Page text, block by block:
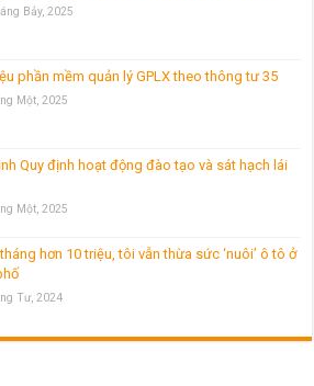
Bảy, 2025
phần mềm quản lý GPLX theo thông tư 35
Một, 2025
Quy định hoạt động đào tạo và sát hạch lái
Một, 2025
hơn 10 triệu, tôi vẫn thừa sức ‘nuôi’ ô tô ở
Tư, 2024